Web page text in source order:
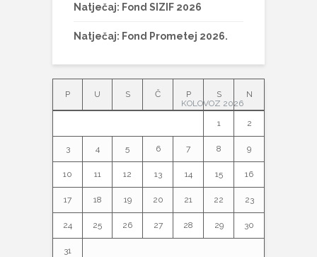
Natječaj: Fond SIZIF 2026
Natječaj: Fond Prometej 2026.
KOLOVOZ 2026
P U S Č P S N
1 2
3 4 5 6 7 8 9
10 11 12 13 14 15 16
17 18 19 20 21 22 23
24 25 26 27 28 29 30
31